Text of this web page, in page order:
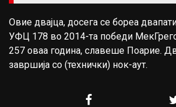
Овие двајца, досега се бореа
УФЦ 178 во 2014-та победи
257 оваа година, славеше Поарие.
завршија со (технички) нок-аут.